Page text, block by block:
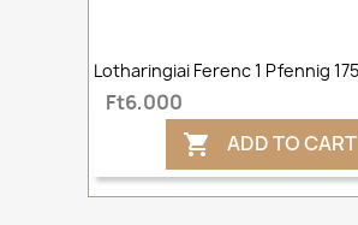
Lotharingiai Ferenc 1 Pfennig
Ft6,000
 ADD TO CART